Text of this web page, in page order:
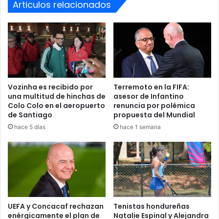
liderando el proyecto de la selección por un ciclo más.
Antonela en su faceta empresarial
Más allá del fútbol, Lionel Messi hizo una mención
especial a Antonela Roccuzzo. El futbolista subrayó el
éxito y la dedicación de su esposa en sus proyectos
comerciales, destacando su capacidad para gestionar su
propia carrera empresarial de manera independiente y
exitosa.
Articulos relacionados
Vozinha es recibido por
una multitud de hinchas de
Colo Colo en el aeropuerto
de Santiago
hace 5 días
Terremoto en la FIFA:
asesor de Infantino
renuncia por polémica
propuesta del Mundial
hace 1 semana
UEFA y Concacaf rechazan
enérgicamente el plan de
Tenistas hondureñas
Natalie Espinal y Alejandra